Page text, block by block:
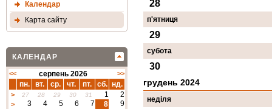
Календар
Карта сайту
КАЛЕНДАР
<< серпень 2026 >>
пн. вт. ср. чт. пт. сб. нд.
> 27 28 29 30 31 1 2
> 3 4 5 6 7 8 9
28
п'ятниця
29
субота
30
грудень 2024
неділя